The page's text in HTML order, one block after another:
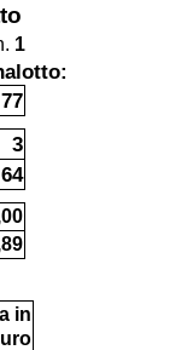
1
77
3
64
in